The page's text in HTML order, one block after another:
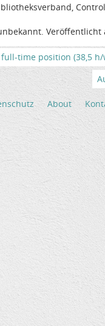
Veröffentlicht
time position (38,5 h/
About